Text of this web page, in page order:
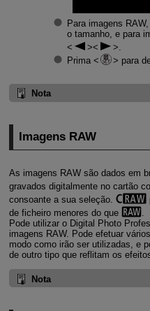
Para imagens
o tamanho, e para
.
Prima
para
Nota
Imagens RAW
As imagens RAW são dados em
gravados digitalmente no cartão
consoante a sua seleção.
de ficheiro menores do que
.
Pode utilizar o Digital Photo
imagens RAW. Pode efetuar
modo como irão ser utilizadas, e
de outro tipo que reflitam os
Nota